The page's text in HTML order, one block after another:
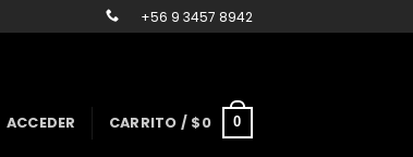
+56 9 3457 8942
ACCEDER CARRITO / $0 0